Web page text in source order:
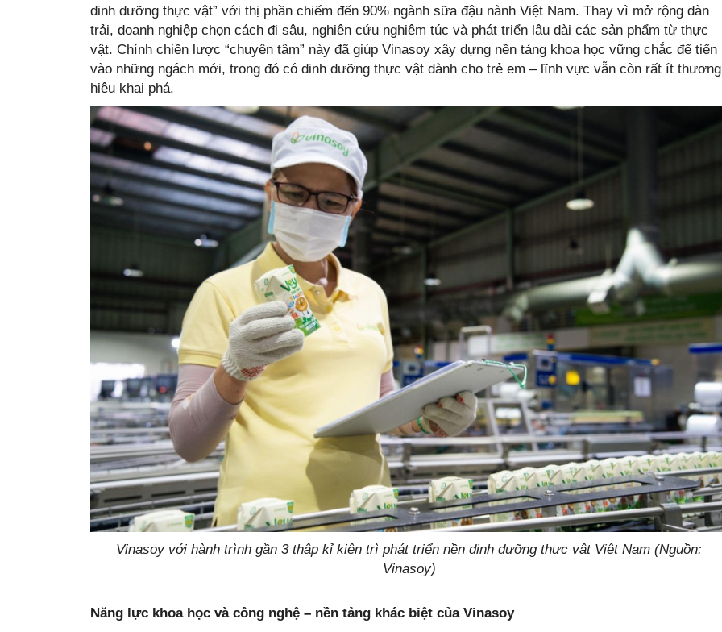
dinh dưỡng thực vật” với thị phần chiếm đến 90% ngành sữa đậu nành Việt Nam. Thay vì mở rộng dàn
trải, doanh nghiệp chọn cách đi sâu, nghiên cứu nghiêm túc và phát triển lâu dài các sản phẩm từ thực
vật. Chính chiến lược “chuyên tâm” này đã giúp Vinasoy xây dựng nền tảng khoa học vững chắc để tiến
vào những ngách mới, trong đó có dinh dưỡng thực vật dành cho trẻ em – lĩnh vực vẫn còn rất ít thương
hiệu khai phá.
Vinasoy với hành trình gần 3 thập kỉ kiên trì phát triển nền dinh dưỡng thực vật Việt Nam (Nguồn:
Vinasoy)
Năng lực khoa học và công nghệ – nền tảng khác biệt của Vinasoy